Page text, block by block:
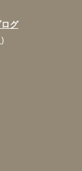
グ
)